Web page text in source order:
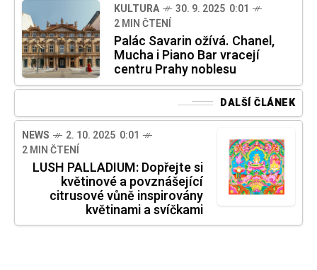
KULTURA
30. 9. 2025 0:01
2 MIN ČTENÍ
Palác Savarin ožívá. Chanel,
Mucha i Piano Bar vracejí
centru Prahy noblesu
DALŠÍ ČLÁNEK
NEWS
2. 10. 2025 0:01
2 MIN ČTENÍ
LUSH PALLADIUM: Dopřejte si
květinové a povznášející
citrusové vůně inspirovány
květinami a svíčkami